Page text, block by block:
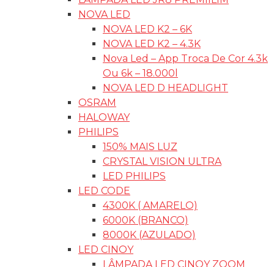
NOVA LED
NOVA LED K2 – 6K
NOVA LED K2 – 4.3K
Nova Led – App Troca De Cor 4.3k
Ou 6k – 18.000l
NOVA LED D HEADLIGHT
OSRAM
HALOWAY
PHILIPS
150% MAIS LUZ
CRYSTAL VISION ULTRA
LED PHILIPS
LED CODE
4300K ( AMARELO)
6000K (BRANCO)
8000K (AZULADO)
LED CINOY
LÂMPADA LED CINOY ZOOM